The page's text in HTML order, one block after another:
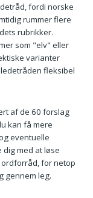
fordi norske
rummer flere
rubrikker.
som "elv" eller
varianter
fleksibel
af de 60 forslag
kan få mere
eventuelle
med at løse
for netop
gennem leg.